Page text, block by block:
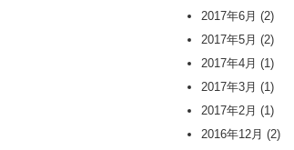
2017年6月 (2)
2017年5月 (2)
2017年4月 (1)
2017年3月 (1)
2017年2月 (1)
2016年12月 (2)